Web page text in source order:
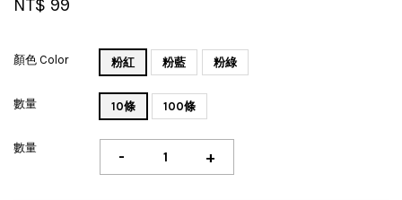
NT$ 99
顏色 Color 粉紅 粉藍 粉綠
數量 10條 100條
數量 - +